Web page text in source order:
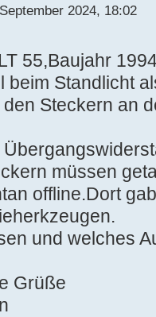
2024, 18:02
55,Baujahr
beim Standlicht
Steckern an
müssen
offline.Dort
und welches
Grüße